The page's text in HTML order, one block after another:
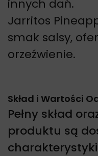
innych dań.
Jarritos
smak salsy,
orzeźwienie.
Skład i Wartości
Pełny skład
produktu są